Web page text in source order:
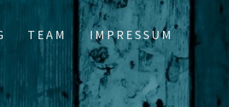
TEAM IMPRESSUM